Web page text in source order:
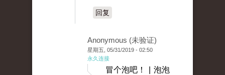
回复
Anonymous (未验证)
星期五, 05/31/2019 - 02:50
永久连接
冒个泡吧！ | 泡泡